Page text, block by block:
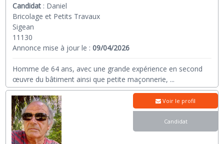
Candidat : Daniel
Bricolage et Petits Travaux
Sigean
11130
Annonce mise à jour le :09/04/2026
Homme de 64 ans, avec une grande expérience en second
œuvre du bâtiment ainsi que petite maçonnerie, ...
Voir le profil
Candidat